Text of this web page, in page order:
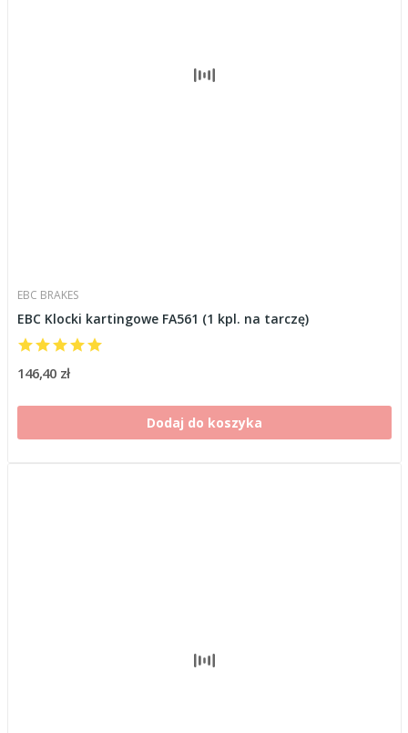
EBC BRAKES
EBC Klocki kartingowe FA561 (1 kpl. na tarczę)
146,40 zł
Dodaj do koszyka